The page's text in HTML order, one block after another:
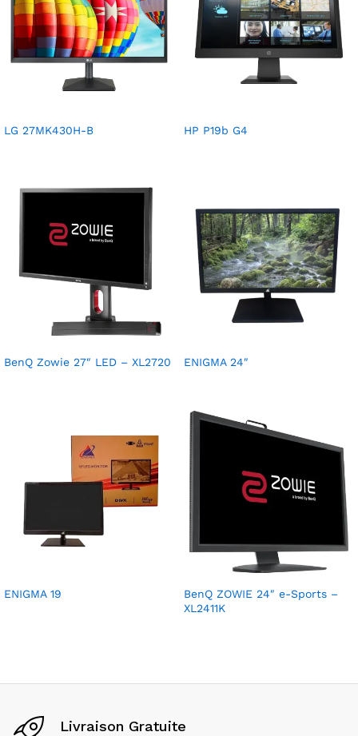
LG 27MK430H-B HP P19b G4
BenQ Zowie 27″ LED – XL2720 ENIGMA 24″
ENIGMA 19
BenQ ZOWIE 24″ e-Sports –
XL2411K
Livraison Gratuite